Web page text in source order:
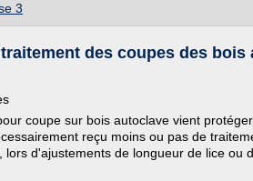
3
des coupes des bois
coupe sur bois autoclave vient
reçu moins ou pas de
lors d'ajustements de longueur de lice ou